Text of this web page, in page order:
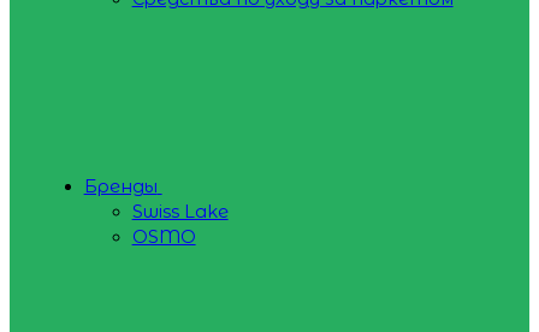
Бренды
Swiss Lake
OSMO